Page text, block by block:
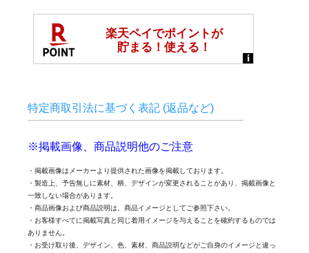
特定商取引法に基づく表記 (返品など)
※掲載画像、商品説明他のご注意
・掲載画像はメーカーより提供された画像を掲載しております。
・製造上、予告無しに素材、柄、デザインが変更されることがあり、掲載画像と
一致しない場合があります。
・商品画像および商品説明は、商品イメージとしてご参照下さい。
・お客様すべてに掲載写真と同じ着用イメージを与えることを確約するものでは
ありません。
・お受け取り後、デザイン、色、素材、商品説明などがご自身のイメージと違っ